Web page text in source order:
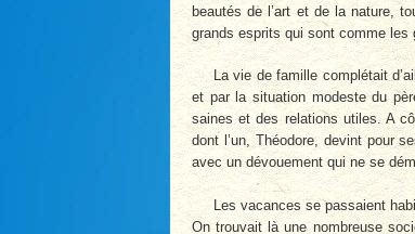
beautés de l’art et de la nature,
grands esprits qui sont comme les
La vie de famille complétait
et par la situation modeste du
saines et des relations utiles. A
dont l’un, Théodore, devint pour
avec un dévouement qui ne se
Les vacances se passaient
On trouvait là une nombreuse